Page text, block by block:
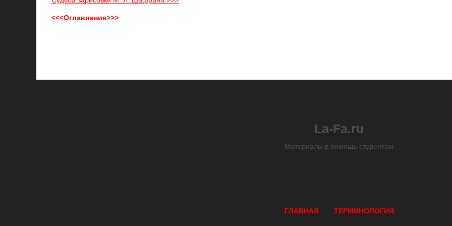
<<<Оглавление>>>
La-Fa.ru
Материалы в помощь студентам
ГЛАВНАЯ ТЕРМИНОЛОГИЯ